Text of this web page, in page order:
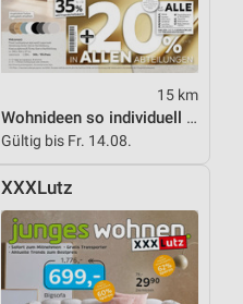
15 km
Wohnideen so individuell wie du!
Gültig bis Fr. 14.08.
XXXLutz